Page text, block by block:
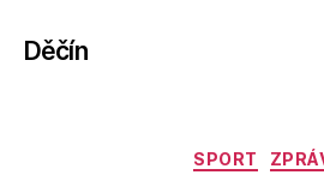
Děčín
SPORT